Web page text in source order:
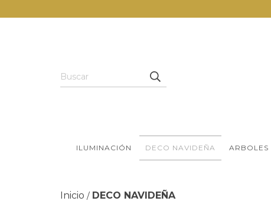
ILUMINACIÓN DECO NAVIDEÑA ARBOLES
Inicio / DECO NAVIDEÑA